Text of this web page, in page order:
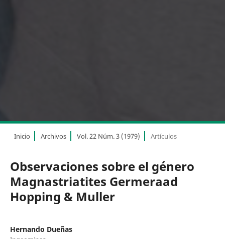
Inicio Archivos Vol. 22 Núm. 3 (1979) Artículos
Observaciones sobre el género
Magnastriatites Germeraad
Hopping & Muller
Hernando Dueñas